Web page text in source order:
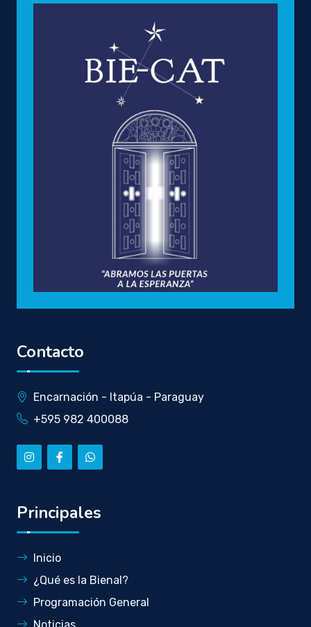
Contacto
Encarnación - Itapúa - Paraguay
+595 982 400088
Principales
Inicio
¿Qué es la Bienal?
Programación General